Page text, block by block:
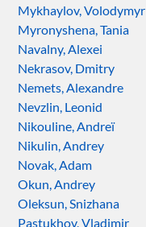
Mykhaylov, Volodymyr
Myronyshena, Tania
Navalny, Alexei
Nekrasov, Dmitry
Nemets, Alexandre
Nevzlin, Leonid
Nikouline, Andreï
Nikulin, Andrey
Novak, Adam
Okun, Andrey
Oleksun, Snizhana
Pastukhov, Vladimir